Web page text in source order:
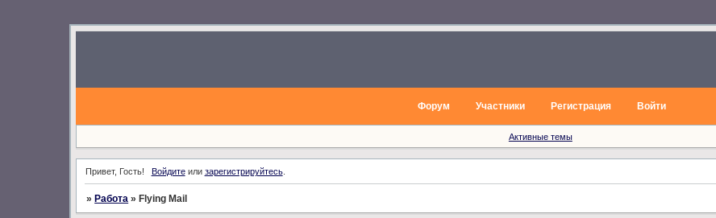
Форум Участники Регистрация Войти
Активные темы
Привет, Гость! Войдитеили зарегистрируйтесь.
» Работа » Flying Mail